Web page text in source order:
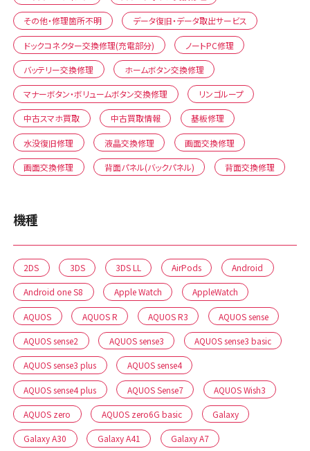
その他・修理箇所不明 データ復旧・データ取出サービス
ドックコネクター交換修理(充電部分) ノートPC修理
バッテリー交換修理 ホームボタン交換修理
マナーボタン・ボリュームボタン交換修理 リンゴループ
中古スマホ買取 中古買取情報 基板修理
水没復旧修理 液晶交換修理 画面交換修理
画面交換修理 背面パネル(バックパネル) 背面交換修理
機種
2DS 3DS 3DS LL AirPods Android
Android one S8 Apple Watch AppleWatch
AQUOS AQUOS R AQUOS R3 AQUOS sense
AQUOS sense2 AQUOS sense3 AQUOS sense3 basic
AQUOS sense3 plus AQUOS sense4
AQUOS sense4 plus AQUOS Sense7 AQUOS Wish3
AQUOS zero AQUOS zero6G basic Galaxy
Galaxy A30 Galaxy A41 Galaxy A7